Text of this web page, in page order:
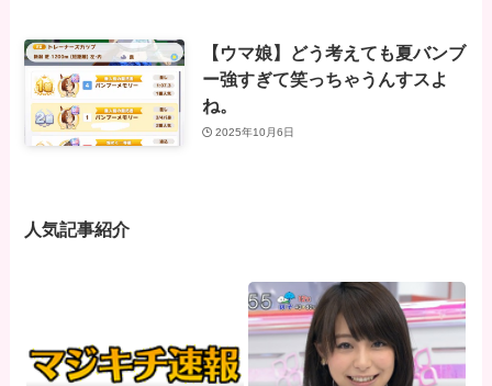
【ウマ娘】どう考えても夏バンブ
ー強すぎて笑っちゃうんすスよ
ね。
2025年10月6日
人気記事紹介